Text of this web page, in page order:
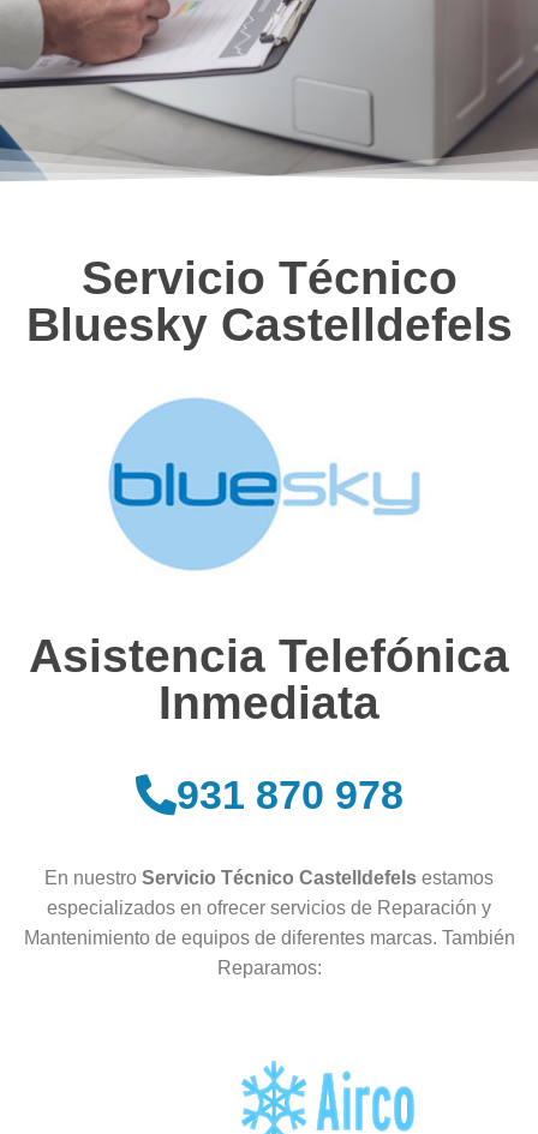
Servicio Técnico
Bluesky Castelldefels
Asistencia Telefónica
Inmediata
931 870 978
En nuestro Servicio Técnico Castelldefels estamos
especializados en ofrecer servicios de Reparación y
Mantenimiento de equipos de diferentes marcas. También
Reparamos: